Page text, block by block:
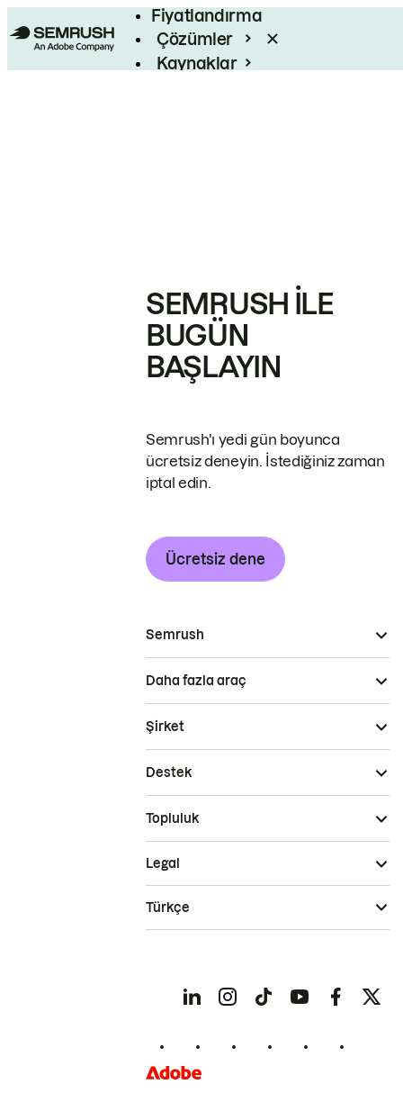
Fiyatlandırma
Çözümler
Kaynaklar
SEMRUSH ILE
BUGÜN
BAŞLAYIN
Semrush'ı yedi gün boyunca
ücretsiz deneyin. İstediğiniz zaman
iptal edin.
Ücretsiz dene
Semrush
Daha fazla araç
Şirket
Destek
Topluluk
Legal
Türkçe